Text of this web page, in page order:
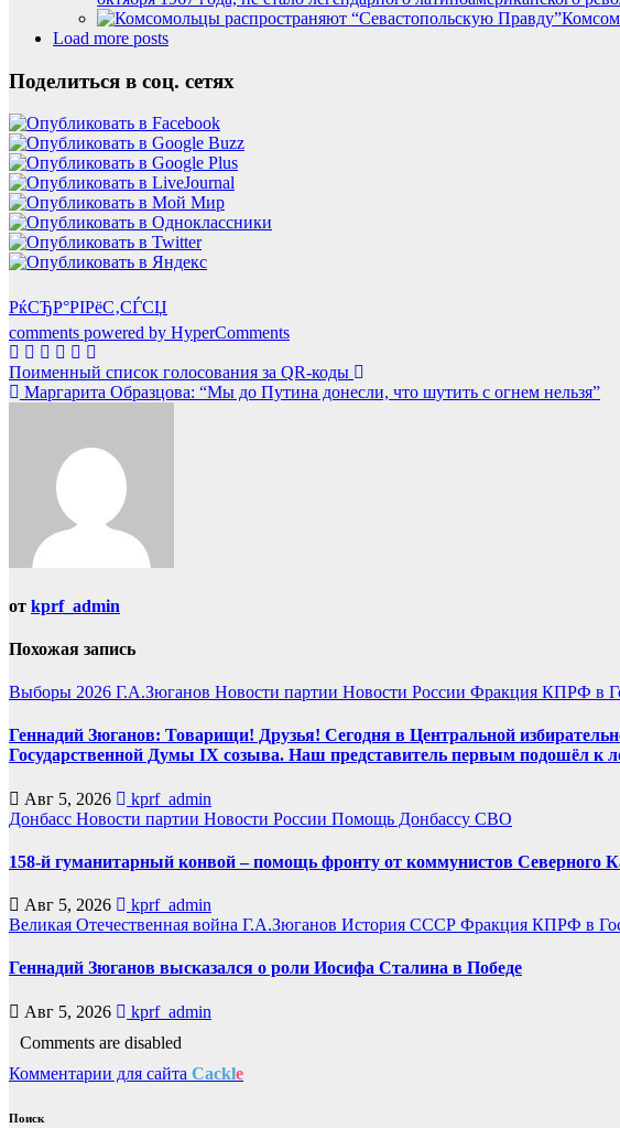
Load more posts
Поделиться в соц. сетях
РќСЂР°РІРёС‚СЃСЏ
comments powered by HyperComments
Навигация
по
Поименный список голосования за QR-коды
Маргарита Образцова: “Мы до Путина донесли, что шутить с огнем нельзя”
от kprf_admin
Похожая запись
Выборы 2026 Г.А.Зюганов Новости партии Новости России Фракция КПРФ в
Геннадий Зюганов: Товарищи! Друзья! Сегодня в Центральной
Государственной Думы IX созыва. Наш представитель первым подошёл к
Авг 5, 2026
kprf_admin
Донбасс Новости партии Новости России Помощь Донбассу СВО
158-й гуманитарный конвой – помощь фронту от коммунистов Северного
Авг 5, 2026
kprf_admin
Великая Отечественная война Г.А.Зюганов История СССР Фракция КПРФ в
Геннадий Зюганов высказался о роли Иосифа Сталина в Победе
Авг 5, 2026
kprf_admin
Comments are disabled
Комментарии для сайта Cackle
Поиск